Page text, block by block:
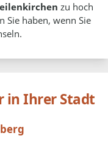
zu hoch
Sie haben, wenn Sie
in Ihrer Stadt